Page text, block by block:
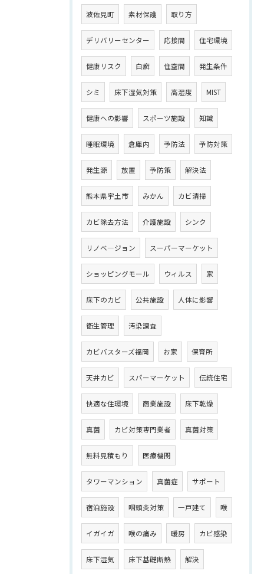
波佐見町 素材保護 取り方
デリバリーセンター 応接間 住宅環境
健康リスク 白癬 住空間 発生条件
シミ 床下湿気対策 高湿度 MIST
健康への影響 スポーツ施設 知識
睡眠環境 倉庫内 予防法 予防対策
発生源 放置 予防策 解決法
熊本県宇土市 みかん カビ清掃
カビ除去方法 介護施設 シンク
リノベ―ジョン スーパーマーケット
ショッピングモール ウィルス 家
床下のカビ 公共施設 人体に影響
衛生管理 汚染調査
カビバスターズ福岡 お家 保育所
天井カビ スパーマーケット 伝統住宅
快適な住環境 商業施設 床下乾燥
真菌 カビ対策専門業者 真菌対策
無料見積もり 医療機関
タワーマンション 真菌症 サポート
宿泊施設 咽頭炎対策 一戸建て 喉
イガイガ 喉の痛み 暖房 カビ感染
床下湿気 床下基礎断熱 解決